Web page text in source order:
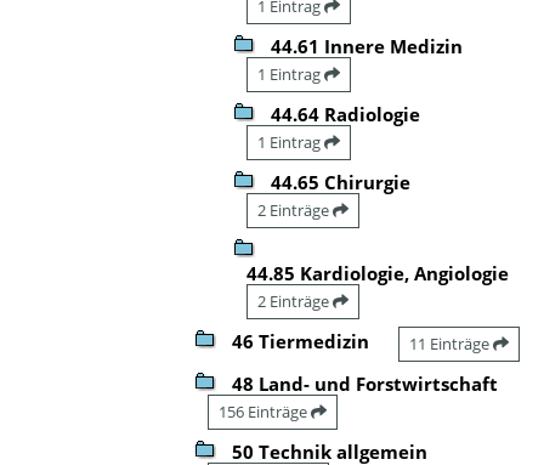
1 Eintrag
44.61 Innere Medizin
1 Eintrag
44.64 Radiologie
1 Eintrag
44.65 Chirurgie
2 Einträge
44.85 Kardiologie, Angiologie
2 Einträge
46 Tiermedizin 11 Einträge
48 Land- und Forstwirtschaft
156 Einträge
50 Technik allgemein